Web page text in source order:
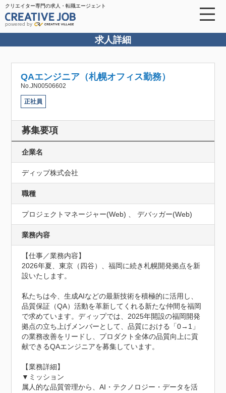
クリエイター専門の求人・転職エージェント
powered by
求人詳細
QAエンジニア（札幌オフィス勤務）
No.JN00506602
正社員
募集要項
企業名
ディップ株式会社
職種
プロジェクトマネージャー(Web) 、 デバッガー(Web)
業務内容
【仕事／業務内容】
2026年夏、東京（四谷）、福岡に続き札幌開発拠点を新
設いたします。
私たちは今、生成AIなどの最新技術を積極的に活用し、
品質保証（QA）活動を革新してくれる新たな仲間を福岡
で求めています。ディップでは、2025年開設の福岡開発
拠点の立ち上げメンバーとして、品質における「0→1」
の業務改善をリードし、プロダクト全体の品質向上に貢
献できるQAエンジニアを募集しています。
【業務詳細】
▼ミッション
属人的な品質管理から、AI・テクノロジー・データを活